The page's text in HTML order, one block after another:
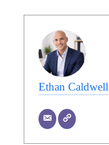
Ethan Caldwell